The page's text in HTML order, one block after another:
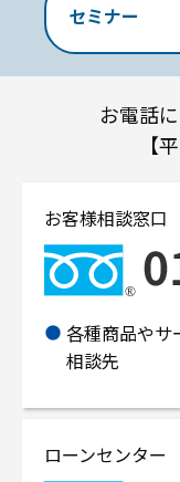
セミナー
お電話
【
お客様相談窓口
各種商品やサ
相談先
ローンセンター